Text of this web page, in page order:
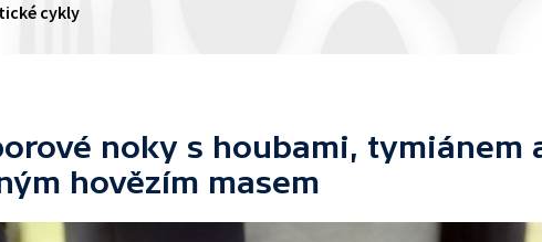
cykly
noky s houbami, tymiánem
hovězím masem